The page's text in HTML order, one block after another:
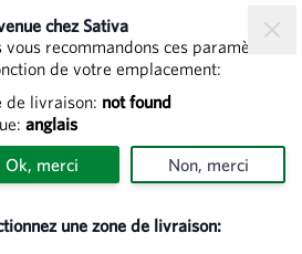
compte Voir le panier
Graines à germer
chez Sativa
vous recommandons ces paramètres
de votre emplacement:
de livraison: not found
anglais
Ok, merci Non, merci
une zone de livraison: